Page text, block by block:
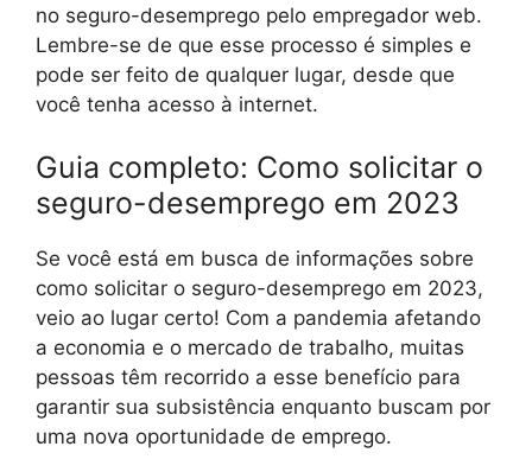
no seguro-desemprego pelo empregador web.
Lembre-se de que esse processo é simples e
pode ser feito de qualquer lugar, desde que
você tenha acesso à internet.
Guia completo: Como solicitar o
seguro-desemprego em 2023
Se você está em busca de informações sobre
como solicitar o seguro-desemprego em 2023,
veio ao lugar certo! Com a pandemia afetando
a economia e o mercado de trabalho, muitas
pessoas têm recorrido a esse benefício para
garantir sua subsistência enquanto buscam por
uma nova oportunidade de emprego.